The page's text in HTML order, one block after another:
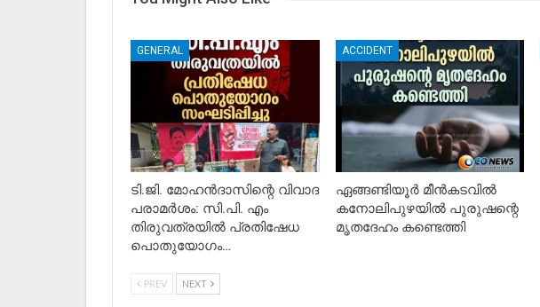
GENERAL
ടി.ജി. മോഹൻദാസിന്റെ വിവാദ
പരാമർശം: സി.പി. എം
തിരുവത്രയിൽ പ്രതിഷേധ
പൊതുയോഗം…
ACCIDENT
ഏങ്ങണ്ടിയൂർ മീൻകടവിൽ
കനോലിപുഴയിൽ പുരുഷന്റെ
മൃതദേഹം കണ്ടെത്തി
PREV NEXT